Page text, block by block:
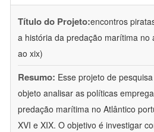
Título do Projeto:encontros
a história da predação marítima no
ao xix)
Resumo: Esse projeto de
objeto analisar as políticas
predação marítima no Atlântico
XVI e XIX. O objetivo é investigar